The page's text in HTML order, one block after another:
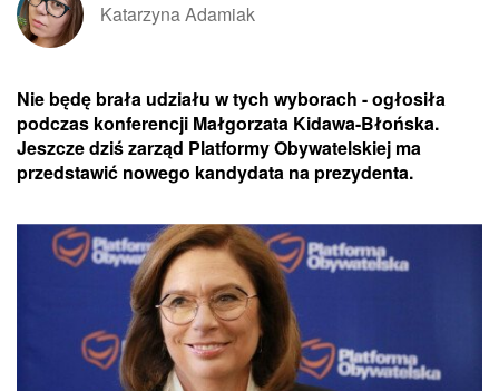
Katarzyna Adamiak
Nie będę brała udziału w tych wyborach - ogłosiła
podczas konferencji Małgorzata Kidawa-Błońska.
Jeszcze dziś zarząd Platformy Obywatelskiej ma
przedstawić nowego kandydata na prezydenta.